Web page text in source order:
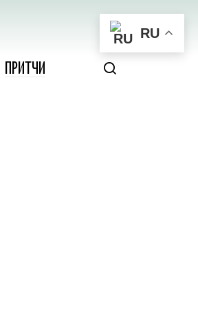
ПРИТЧИ
RU